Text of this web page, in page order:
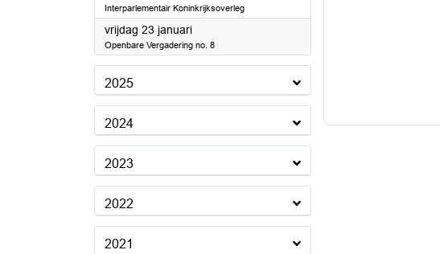
Interparlementair Koninkrijksoverleg
vrijdag 23 januari2026
Openbare Vergadering no. 8
2025
2024
2023
2022
2021